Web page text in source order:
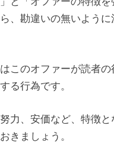
、勘違いの無いよう
このオファーが読者
る行為です。
力、安価など、特徴
きましょう。